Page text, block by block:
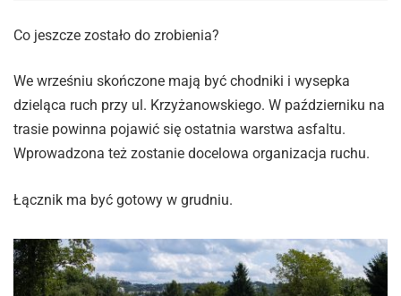
Co jeszcze zostało do zrobienia?
We wrześniu skończone mają być chodniki i wysepka
dzieląca ruch przy ul. Krzyżanowskiego. W październiku na
trasie powinna pojawić się ostatnia warstwa asfaltu.
Wprowadzona też zostanie docelowa organizacja ruchu.
Łącznik ma być gotowy w grudniu.